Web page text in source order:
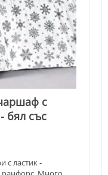
с
бял със
с ластик -